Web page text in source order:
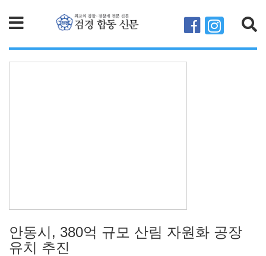
안동시, 380억 규모 산림 자원화 공장
유치 추진